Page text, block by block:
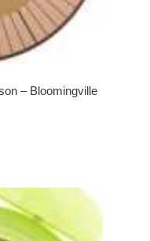
– Bloomingville